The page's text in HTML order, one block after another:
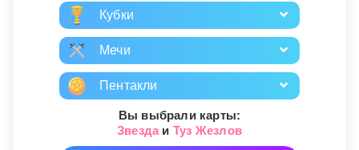
Кубки
Мечи
Пентакли
Вы выбрали карты:
Звезда и Туз Жезлов